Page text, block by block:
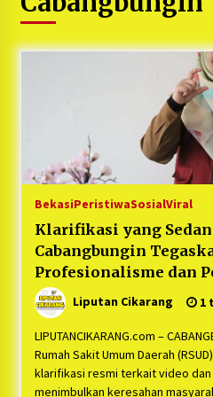
5 bulan ago
PNM Hadir
Aura Farming
Nasabah PNM
1 tahun ago
Duh Kacau
Fasilitas yang
Aparatur Desa
Sebelum
1 tahun ago
Kartini
Bukit Berlian
1 tahun ago
PNM
1 tahun ago
Ketua Umum
BekasiPeristiwaSosialViral
Klarifikasi yang
Cabangbungin
Profesionalisme dan
Liputan Cikarang 1
LIPUTANCIKARANG.com –
Rumah Sakit Umum Daerah
klarifikasi resmi terkait video
menimbulkan keresahan